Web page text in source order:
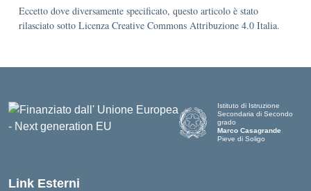
Eccetto dove diversamente specificato, questo articolo è stato
rilasciato sotto Licenza Creative Commons Attribuzione 4.0 Italia.
Istituto di Istruzione
Secondaria di Secondo
grado
Marco Casagrande
Pieve di Soligo
Link Esterni